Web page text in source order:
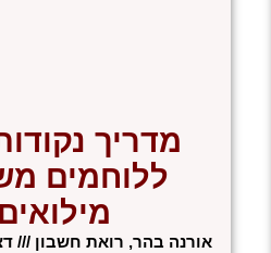
מדריך נקודות
ללוחמים
מילואים
אורנה בהר, רואת חשבון